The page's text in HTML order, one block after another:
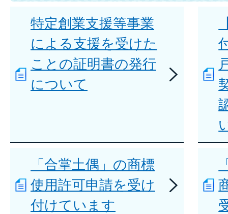
特定創業支援等事業
による支援を受けた
ことの証明書の発行
について
「合掌土偶」の商標
使用許可申請を受け
付けています